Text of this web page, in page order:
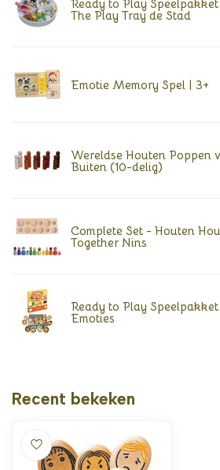
Ready to Play
The Play Tray de Stad
Emotie Memory Spel | 3+
Wereldse Houten Poppen
Buiten (10-delig)
Complete Set - Houten
Together Nins
Ready to Play
Emoties
Recent bekeken